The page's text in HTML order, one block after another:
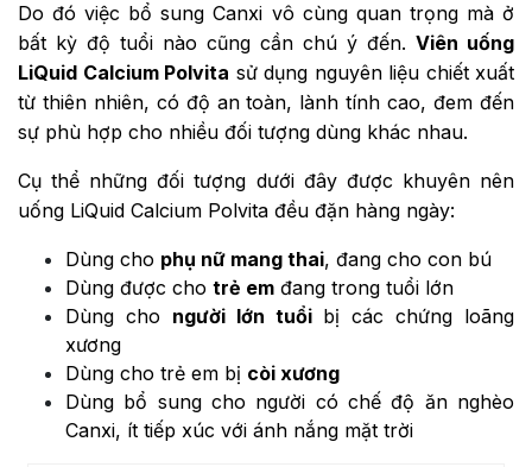
Do đó việc bổ sung Canxi vô cùng quan trọng mà ở
bất kỳ độ tuổi nào cũng cần chú ý đến. Viên uống
LiQuid Calcium Polvita sử dụng nguyên liệu chiết xuất
từ thiên nhiên, có độ an toàn, lành tính cao, đem đến
sự phù hợp cho nhiều đối tượng dùng khác nhau.
Cụ thể những đối tượng dưới đây được khuyên nên
uống LiQuid Calcium Polvita đều đặn hàng ngày:
Dùng cho phụ nữ mang thai, đang cho con bú
Dùng được cho trẻ em đang trong tuổi lớn
Dùng cho người lớn tuổibị các chứng loãng
xương
Dùng cho trẻ em bị còi xương
Dùng bổ sung cho người có chế độ ăn nghèo
Canxi, ít tiếp xúc với ánh nắng mặt trời